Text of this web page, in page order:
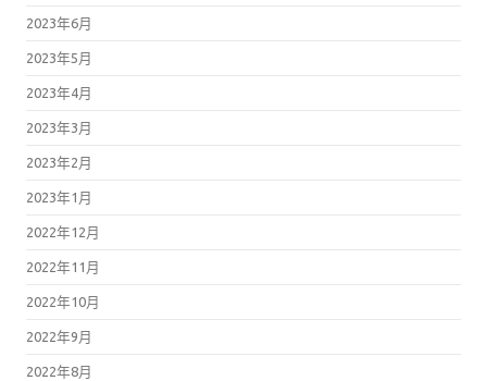
2023年6月
2023年5月
2023年4月
2023年3月
2023年2月
2023年1月
2022年12月
2022年11月
2022年10月
2022年9月
2022年8月